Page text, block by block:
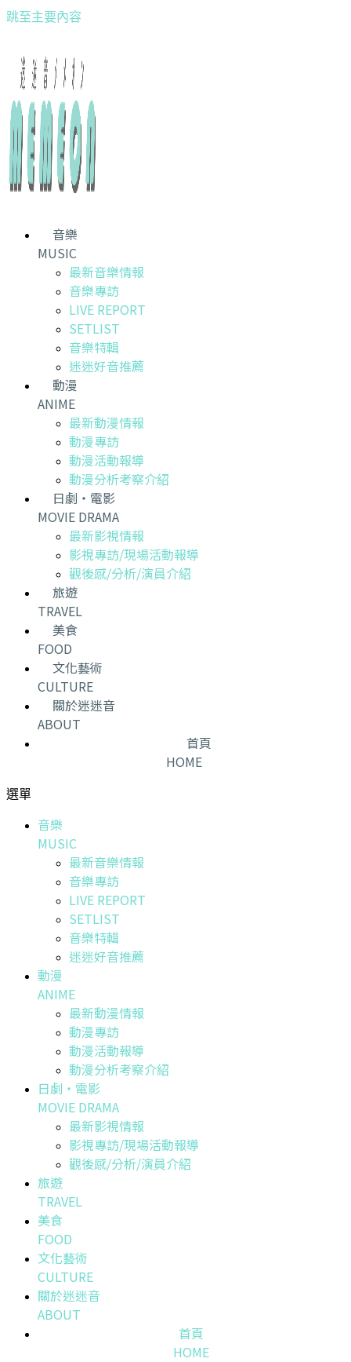
跳至主要內容
音樂
MUSIC
最新音樂情報
音樂專訪
LIVE REPORT
SETLIST
音樂特輯
迷迷好音推薦
動漫
ANIME
最新動漫情報
動漫專訪
動漫活動報導
動漫分析考察介紹
日劇・電影
MOVIE DRAMA
最新影視情報
影視專訪/現場活動報導
觀後感/分析/演員介紹
旅遊
TRAVEL
美食
FOOD
文化藝術
CULTURE
關於迷迷音
ABOUT
首頁
HOME
選單
音樂
MUSIC
最新音樂情報
音樂專訪
LIVE REPORT
SETLIST
音樂特輯
迷迷好音推薦
動漫
ANIME
最新動漫情報
動漫專訪
動漫活動報導
動漫分析考察介紹
日劇・電影
MOVIE DRAMA
最新影視情報
影視專訪/現場活動報導
觀後感/分析/演員介紹
旅遊
TRAVEL
美食
FOOD
文化藝術
CULTURE
關於迷迷音
ABOUT
首頁
HOME